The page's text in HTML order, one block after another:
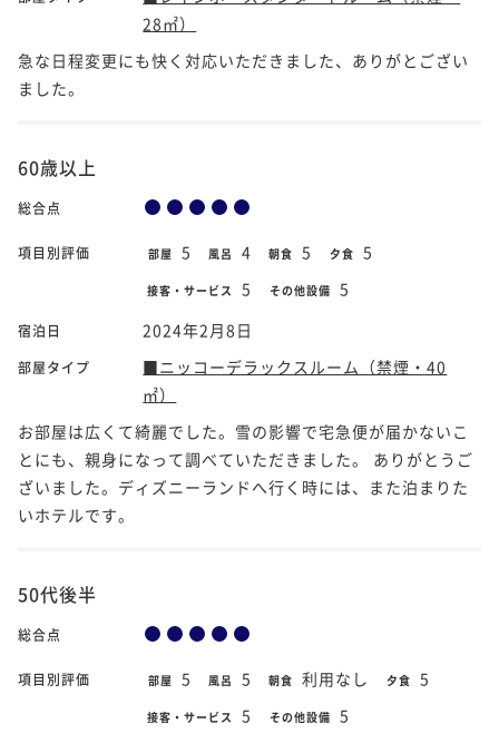
28㎡）
急な日程変更にも快く対応いただきました、ありがとござい
ました。
60歳以上
総合点
項目別評価 部屋 5 風呂 4 朝食 5 夕食 5
接客・サービス 5 その他設備 5
宿泊日 2024年2月8日
部屋タイプ
■ニッコーデラックスルーム（禁煙・40
㎡）
お部屋は広くて綺麗でした。雪の影響で宅急便が届かないこ
とにも、親身になって調べていただきました。 ありがとうご
ざいました。ディズニーランドへ行く時には、また泊まりた
いホテルです。
50代後半
総合点
項目別評価 部屋 5 風呂 5 朝食 利用なし 夕食 5
接客・サービス 5 その他設備 5